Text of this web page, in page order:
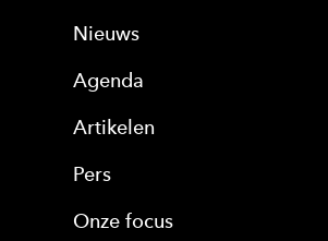
Nieuws
Agenda
Artikelen
Pers
Onze focus